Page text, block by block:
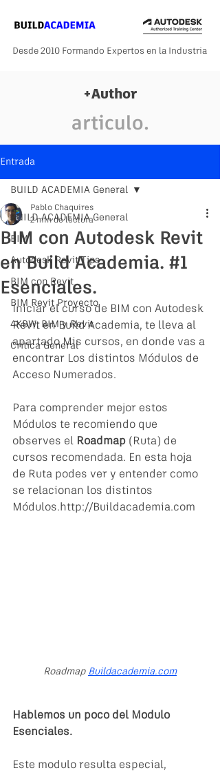
Desde 2010 Formando Expertos en la Industria
+Author
articulo.
Entrada
BUILD ACADEMIA General
BIM
Autodesk Revit Tips
BIM con Revit
BIM Revit Proyecto
4KBW, BIM y Revit
Critica General
BUILD ACADEMIA General
BIM con Autodesk Revit
en Build Academia. #1
Esenciales.
Pablo Chaquires
2 min de lectura
Iniciar el curso de BIM con Autodesk
Revit en Build Academia, te lleva al
apartado Mis cursos, en donde vas a
encontrar Los distintos Módulos de
Acceso Numerados.
Para comprender mejor estos
Módulos te recomiendo que
observes el Roadmap (Ruta) de
cursos recomendada. En esta hoja
de Ruta podes ver y entender como
se relacionan los distintos
Módulos.http://Buildacademia.com
Roadmap Buildacademia.com
Hablemos un poco del Modulo
Esenciales.
Este modulo resulta especial,